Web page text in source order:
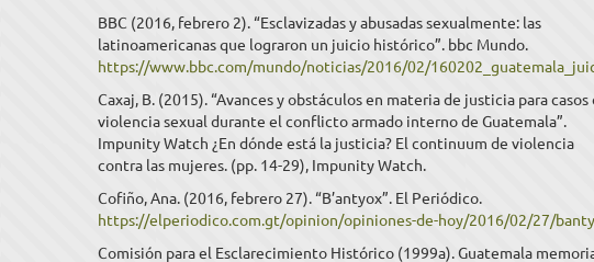
BBC (2016, febrero 2). “Esclavizadas y abusadas sexualmente: las
latinoamericanas que lograron un juicio histórico”. bbc Mundo.
https://www.bbc.com/mundo/noticias/2016/02/
Caxaj, B. (2015). “Avances y obstáculos en materia de justicia para casos
violencia sexual durante el conflicto armado interno de Guatemala”.
Impunity Watch ¿En dónde está la justicia? El continuum de violencia
contra las mujeres. (pp. 14-29), Impunity Watch.
Cofiño, Ana. (2016, febrero 27). “B’antyox”. El Periódico.
https://elperiodico.com.gt/opinion/opiniones-de-hoy/2016/02/27/
Comisión para el Esclarecimiento Histórico (1999a). Guatemala